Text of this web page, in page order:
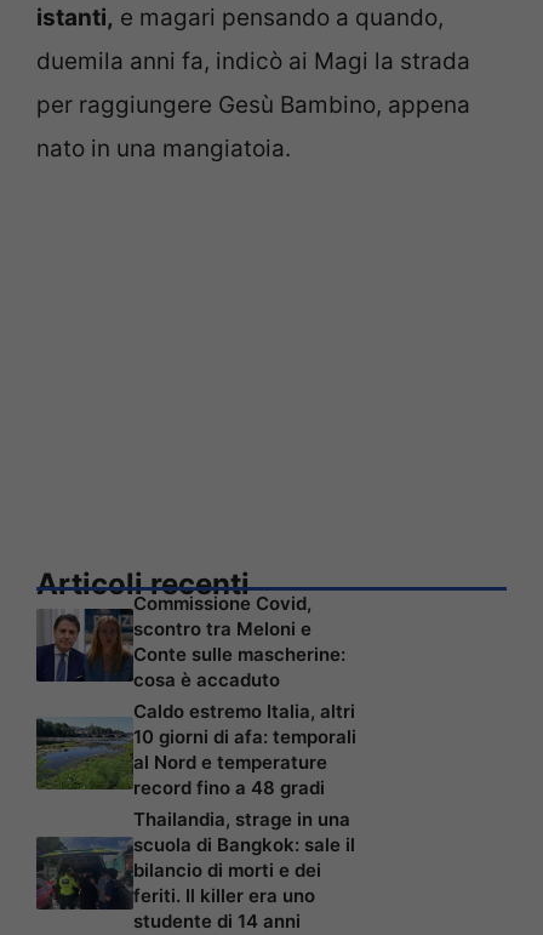
istanti, e magari pensando a quando,
duemila anni fa, indicò ai Magi la strada
per raggiungere Gesù Bambino, appena
nato in una mangiatoia.
Articoli recenti
Commissione Covid,
scontro tra Meloni e
Conte sulle mascherine:
cosa è accaduto
Caldo estremo Italia, altri
10 giorni di afa: temporali
al Nord e temperature
record fino a 48 gradi
Thailandia, strage in una
scuola di Bangkok: sale il
bilancio di morti e dei
feriti. Il killer era uno
studente di 14 anni